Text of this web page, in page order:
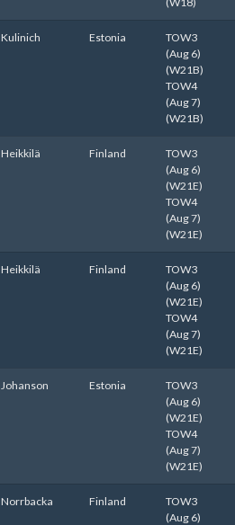
Kulinich Estonia
TOW3
(Aug 6)
(W21B)
TOW4
(Aug 7)
(W21B)
Heikkilä Finland
TOW3
(Aug 6)
(W21E)
TOW4
(Aug 7)
(W21E)
Heikkilä Finland
TOW3
(Aug 6)
(W21E)
TOW4
(Aug 7)
(W21E)
Johanson Estonia
TOW3
(Aug 6)
(W21E)
TOW4
(Aug 7)
(W21E)
Norrbacka Finland
TOW3
(Aug 6)